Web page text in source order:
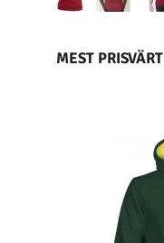
MEST PRISVÄRT